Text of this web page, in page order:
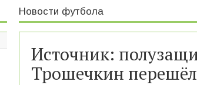
Новости футбола
Источник:
Трошечкин